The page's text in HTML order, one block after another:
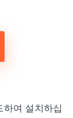
여 설치하십